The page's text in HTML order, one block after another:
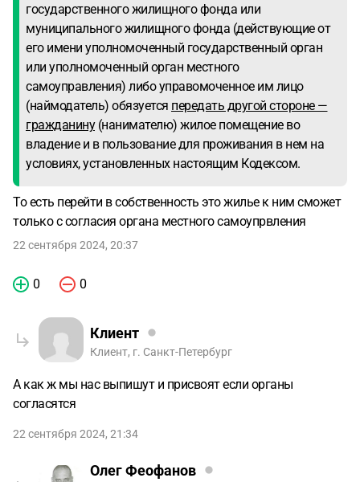
государственного жилищного фонда или
муниципального жилищного фонда (действующие от
его имени уполномоченный государственный орган
или уполномоченный орган местного
самоуправления) либо управомоченное им лицо
(наймодатель) обязуется передать другой стороне —
гражданину(нанимателю) жилое помещение во
владение и в пользование для проживания в нем на
условиях, установленных настоящим Кодексом.
То есть перейти в собственность это жилье к ним сможет
только с согласия органа местного самоупрвления
22 сентября 2024, 20:37
0 0
Клиент
Клиент, г. Санкт-Петербург
А как ж мы нас выпишут и присвоят если органы
согласятся
22 сентября 2024, 21:34
Олег Феофанов